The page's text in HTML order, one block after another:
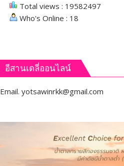
Total views : 19582497
Who's Online : 18
อีสานเดลี่ออนไลน์
Email. yotsawinrkk@gmail.com